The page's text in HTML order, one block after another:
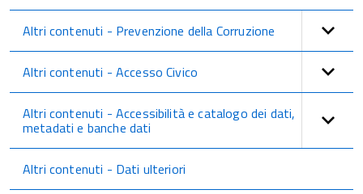
Altri contenuti - Prevenzione della Corruzione
Altri contenuti - Accesso Civico
Altri contenuti - Accessibilità e catalogo dei dati,
metadati e banche dati
Altri contenuti - Dati ulteriori